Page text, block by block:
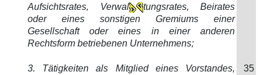
Aufsichtsrates, Verwal
tungsrates, Beirates
oder eines sonstigen Gremiums einer
Gesellschaft oder eines in einer anderen
Rechtsform betriebenen Unternehmens;
3. Tätigkeiten als Mitglied eines Vorstandes,
35